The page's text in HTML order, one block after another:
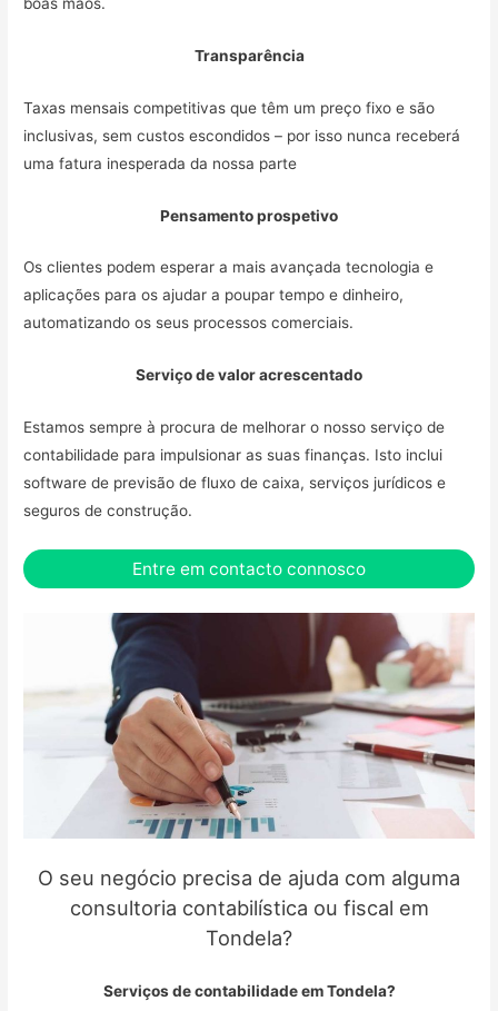
Transparência
Taxas mensais competitivas que têm um preço fixo e são
inclusivas, sem custos escondidos – por isso nunca receberá
uma fatura inesperada da nossa parte
Pensamento prospetivo
Os clientes podem esperar a mais avançada tecnologia e
aplicações para os ajudar a poupar tempo e dinheiro,
automatizando os seus processos comerciais.
Serviço de valor acrescentado
Estamos sempre à procura de melhorar o nosso serviço de
contabilidade para impulsionar as suas finanças. Isto inclui
software de previsão de fluxo de caixa, serviços jurídicos e
seguros de construção.
Entre em contacto connosco
O seu negócio precisa de ajuda com alguma
consultoria contabilística ou fiscal em
Tondela?
Serviços de contabilidade em Tondela?